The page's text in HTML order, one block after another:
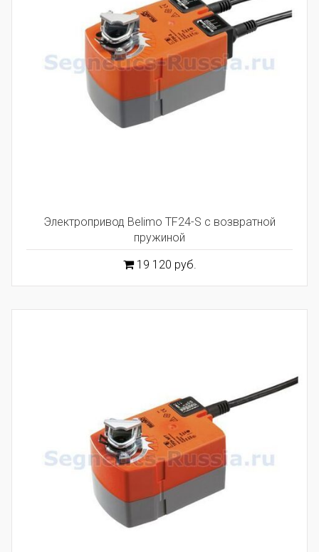
Электропривод Belimo TF24-S с возвратной
пружиной
19 120 руб.